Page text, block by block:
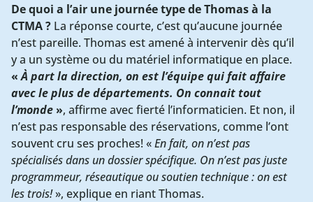
De quoi a l’air une journée type de Thomas à la
CTMA ? La réponse courte, c’est qu’aucune journée
n’est pareille. Thomas est amené à intervenir dès qu’il
y a un système ou du matériel informatique en place.
«À part la direction, on est l’équipe qui fait affaire
avec le plus de départements. On connait tout
l’monde », affirme avec fierté l’informaticien. Et non, il
n’est pas responsable des réservations, comme l’ont
souvent cru ses proches! «En fait, on n’est pas
spécialisés dans un dossier spécifique. On n’est pas juste
programmeur, réseautique ou soutien technique : on est
les trois!», explique en riant Thomas.